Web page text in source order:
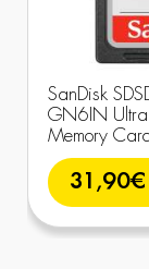
SanDisk
GN6IN
Memory
31,90€